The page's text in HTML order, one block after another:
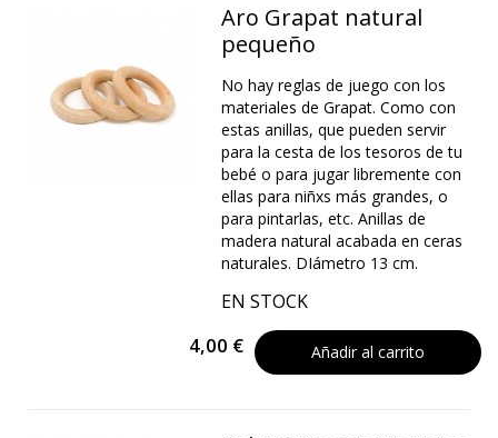
Aro Grapat natural
pequeño
No hay reglas de juego con los
materiales de Grapat. Como con
estas anillas, que pueden servir
para la cesta de los tesoros de tu
bebé o para jugar libremente con
ellas para niñxs más grandes, o
para pintarlas, etc. Anillas de
madera natural acabada en ceras
naturales. DIámetro 13 cm.
EN STOCK
4,00 € Añadir al carrito